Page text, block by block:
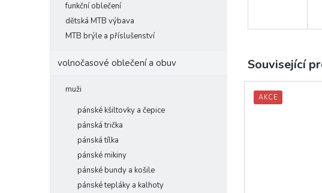
funkční oblečení
dětská MTB výbava
MTB brýle a příslušenství
volnočasové oblečení a obuv
muži
pánské kšiltovky a čepice
pánská trička
pánská tílka
pánské mikiny
pánské bundy a košile
pánské tepláky a kalhoty
Související
AKCE